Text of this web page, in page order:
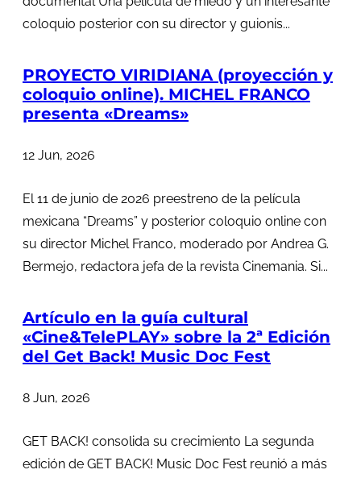
coloquio posterior con su director y guionis...
PROYECTO VIRIDIANA (proyección y
coloquio online). MICHEL FRANCO
presenta «Dreams»
12 Jun, 2026
El 11 de junio de 2026 preestreno de la película
mexicana “Dreams” y posterior coloquio online con
su director Michel Franco, moderado por Andrea G.
Bermejo, redactora jefa de la revista Cinemania. Si...
Artículo en la guía cultural
«Cine&TelePLAY» sobre la 2ª Edición
del Get Back! Music Doc Fest
8 Jun, 2026
GET BACK! consolida su crecimiento La segunda
edición de GET BACK! Music Doc Fest reunió a más